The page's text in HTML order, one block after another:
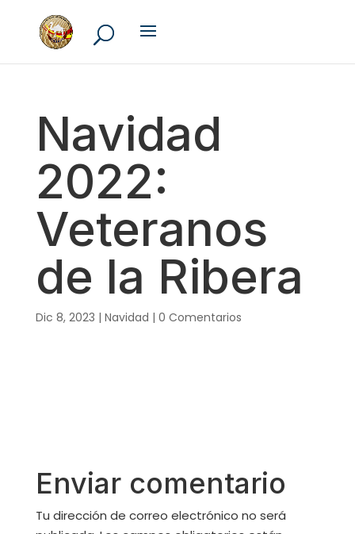
Navidad
2022:
Veteranos
de la Ribera
Dic 8, 2023 | Navidad | 0 Comentarios
Enviar comentario
Tu dirección de correo electrónico no será